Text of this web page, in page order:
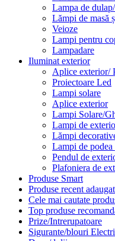
Lampa de
Lămpi de masă
Veioze
Lampi pentru
Lampadare
Iluminat exterior
Aplice exterior/
Proiectoare Led
Lampi solare
Aplice exterior
Lampi Solare/
Lampi de
Lămpi
Lampi de
Pendul de
Plafoniera de
Produse Smart
Produse recent
Cele mai cautate
Top produse
Prize/Intrerupatoare
Sigurante/blouri